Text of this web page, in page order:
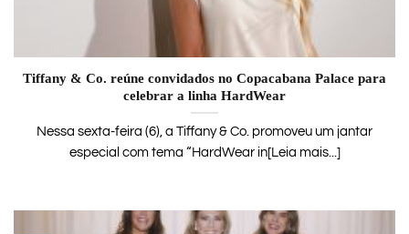
Tiffany & Co. reúne convidados no Copacabana Palace para
celebrar a linha HardWear
Nessa sexta-feira (6), a Tiffany & Co. promoveu um jantar
especial com tema “HardWear in[Leia mais...]